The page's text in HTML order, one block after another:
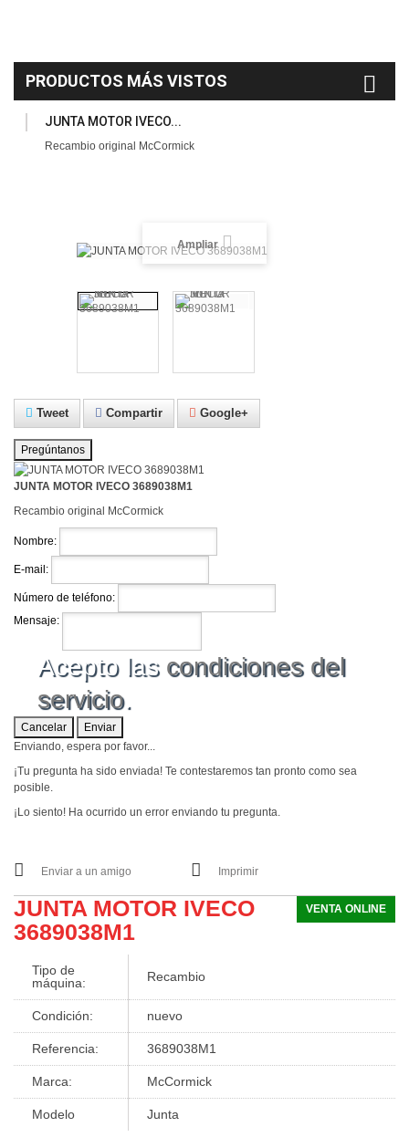
PRODUCTOS MÁS VISTOS
JUNTA MOTOR IVECO...
Recambio original McCormick
Ampliar
Tweet Compartir Google+
Pregúntanos
JUNTA MOTOR IVECO 3689038M1
Recambio original McCormick
Nombre:
E-mail:
Número de teléfono:
Mensaje:
Acepto las condiciones del
servicio.
Cancelar
Enviar
Enviando, espera por favor...
¡Tu pregunta ha sido enviada! Te contestaremos tan pronto como sea
posible.
¡Lo siento! Ha ocurrido un error enviando tu pregunta.
Enviar a un amigo Imprimir
VENTA ONLINE
JUNTA MOTOR IVECO
3689038M1
Tipo de
máquina:
Recambio
Condición: nuevo
Referencia: 3689038M1
Marca: McCormick
Modelo Junta